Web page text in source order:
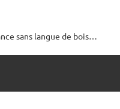
sans langue de bois…